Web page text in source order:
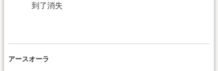
到了消失
アースオーラ